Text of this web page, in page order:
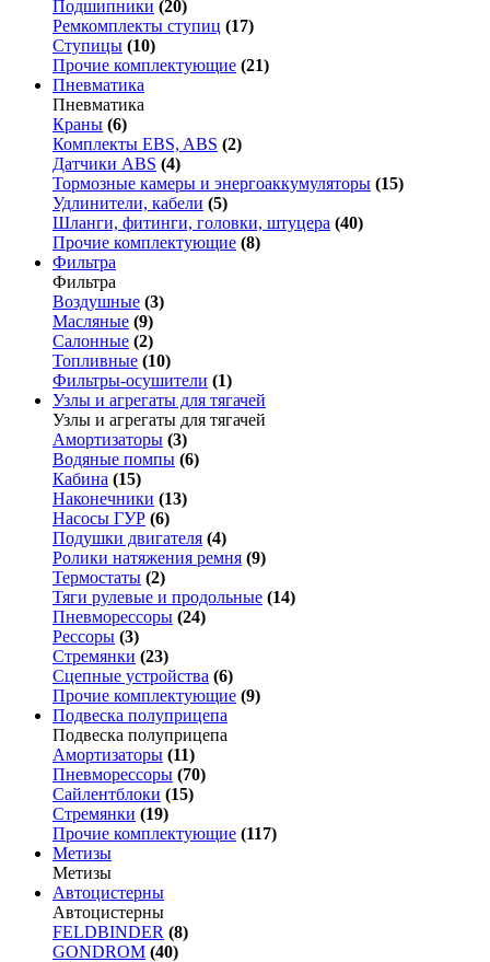
Подшипники (20)
Ремкомплекты ступиц (17)
Ступицы (10)
Прочие комплектующие (21)
Пневматика
Пневматика
Краны (6)
Комплекты EBS, ABS (2)
Датчики ABS (4)
Тормозные камеры и энергоаккумуляторы (15)
Удлинители, кабели (5)
Шланги, фитинги, головки, штуцера (40)
Прочие комплектующие (8)
Фильтра
Фильтра
Воздушные (3)
Масляные (9)
Салонные (2)
Топливные (10)
Фильтры-осушители (1)
Узлы и агрегаты для тягачей
Узлы и агрегаты для тягачей
Амортизаторы (3)
Водяные помпы (6)
Кабина (15)
Наконечники (13)
Насосы ГУР (6)
Подушки двигателя (4)
Ролики натяжения ремня (9)
Термостаты (2)
Тяги рулевые и продольные (14)
Пневморессоры (24)
Рессоры (3)
Стремянки (23)
Сцепные устройства (6)
Прочие комплектующие (9)
Подвеска полуприцепа
Подвеска полуприцепа
Амортизаторы (11)
Пневморессоры (70)
Сайлентблоки (15)
Стремянки (19)
Прочие комплектующие (117)
Метизы
Метизы
Автоцистерны
Автоцистерны
FELDBINDER (8)
GONDROM (40)